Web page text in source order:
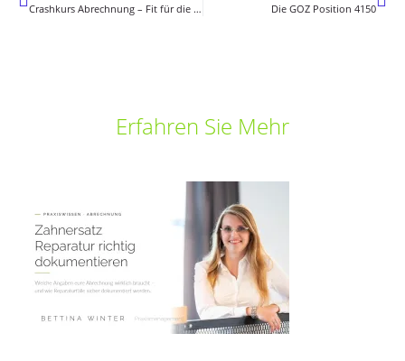
Crashkurs Abrechnung – Fit für die Abschlussprüfung! Die GOZ Position 4150
Erfahren Sie Mehr